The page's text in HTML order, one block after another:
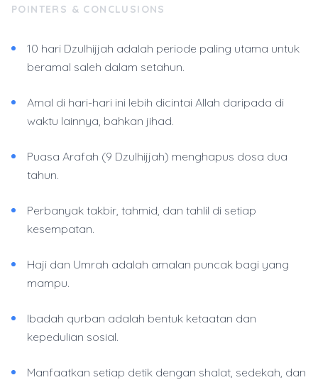
POINTERS & CONCLUSIONS
10 hari Dzulhijjah adalah periode paling utama untuk
beramal saleh dalam setahun.
Amal di hari-hari ini lebih dicintai Allah daripada di
waktu lainnya, bahkan jihad.
Puasa Arafah (9 Dzulhijjah) menghapus dosa dua
tahun.
Perbanyak takbir, tahmid, dan tahlil di setiap
kesempatan.
Haji dan Umrah adalah amalan puncak bagi yang
mampu.
Ibadah qurban adalah bentuk ketaatan dan
kepedulian sosial.
Manfaatkan setiap detik dengan shalat, sedekah, dan